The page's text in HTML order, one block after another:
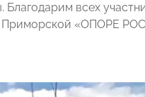
всех
Приморской «ОПОРЕ